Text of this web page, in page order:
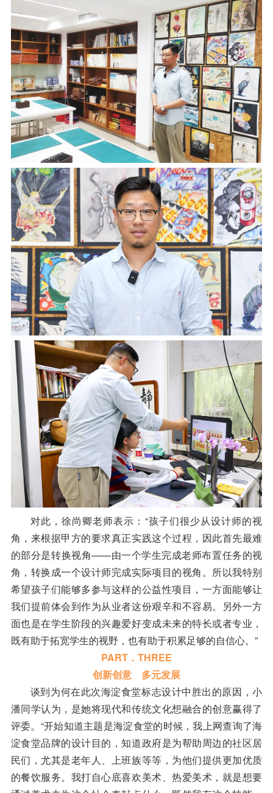
对此，徐尚卿老师表示：“孩子们很少从设计师的视
角，来根据甲方的要求真正实践这个过程，因此首先最难
的部分是转换视角——由一个学生完成老师布置任务的视
角，转换成一个设计师完成实际项目的视角。所以我特别
希望孩子们能够多参与这样的公益性项目，一方面能够让
我们提前体会到作为从业者这份艰辛和不容易。另外一方
面也是在学生阶段的兴趣爱好变成未来的特长或者专业，
既有助于拓宽学生的视野，也有助于积累足够的自信心。”
PART．THREE
创新创意 多元发展
谈到为何在此次海淀食堂标志设计中胜出的原因，小
潘同学认为，是她将现代和传统文化想融合的创意赢得了
评委。“开始知道主题是海淀食堂的时候，我上网查询了海
淀食堂品牌的设计目的，知道政府是为帮助周边的社区居
民们，尤其是老年人、上班族等等，为他们提供更加优质
的餐饮服务。我打自心底喜欢美术、热爱美术，就是想要